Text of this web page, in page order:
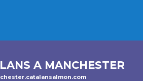
A MANCHESTER